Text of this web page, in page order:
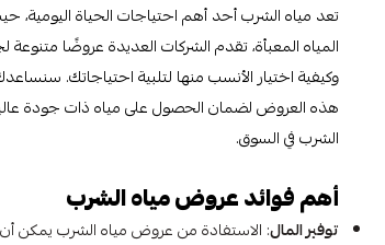
تعد مياه الشرب أحد أهم احتياجات الحياة اليومية،
المياه المعبأة، تقدم الشركات العديدة عروضًا
وكيفية اختيار الأنسب منها لتلبية احتياجاتك.
هذه العروض لضمان الحصول على مياه ذات جودة
الشرب في السوق.
أهم فوائد عروض مياه الشرب
توفير المال: الاستفادة من عروض مياه الشرب يمكن